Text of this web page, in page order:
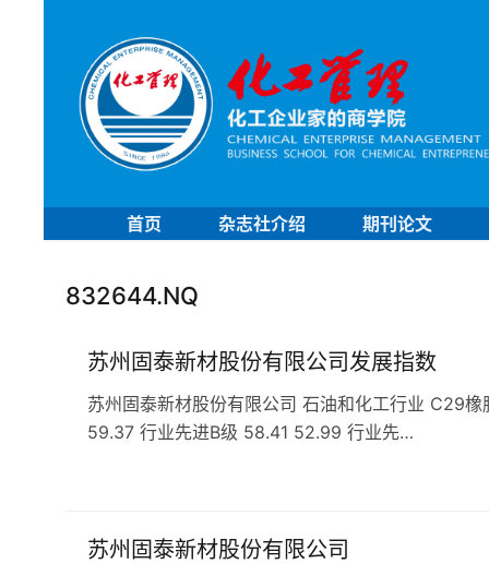
首页 杂志社介绍 期刊论文
832644.NQ
苏州固泰新材股份有限公司发展指数
苏州固泰新材股份有限公司 石油和化工行业 C29
59.37 行业先进B级 58.41 52.99 行业先…
苏州固泰新材股份有限公司